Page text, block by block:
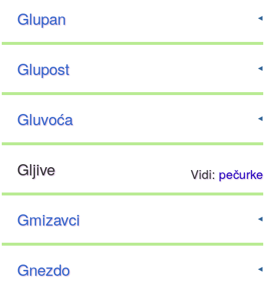
Glupan
Glupost
Gluvoća
Gljive Vidi: pečurke
Gmizavci
Gnezdo